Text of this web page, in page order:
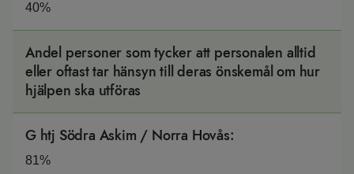
40%
Andel personer som tycker att personalen alltid
eller oftast tar hänsyn till deras önskemål om hur
hjälpen ska utföras
G htj Södra Askim / Norra Hovås:
81%